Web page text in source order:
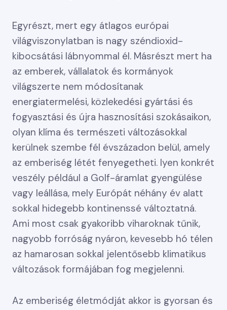
Egyrészt, mert egy átlagos európai
világviszonylatban is nagy széndioxid-
kibocsátási lábnyommal él. Másrészt mert ha
az emberek, vállalatok és kormányok
világszerte nem módosítanak
energiatermelési, közlekedési gyártási és
fogyasztási és újra hasznosítási szokásaikon,
olyan klíma és természeti változásokkal
kerülnek szembe fél évszázadon belül, amely
az emberiség létét fenyegetheti. lyen konkrét
veszély például a Golf-áramlat gyengülése
vagy leállása, mely Európát néhány év alatt
sokkal hidegebb kontinenssé változtatná.
Ami most csak gyakoribb viharoknak tűnik,
nagyobb forróság nyáron, kevesebb hó télen
az hamarosan sokkal jelentősebb klimatikus
változások formájában fog megjelenni.
Az emberiség életmódját akkor is gyorsan és